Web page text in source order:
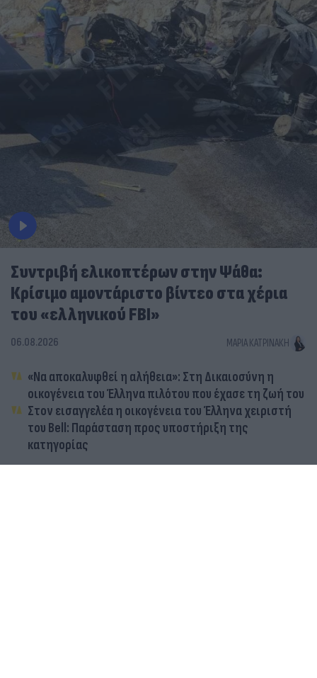
Συντριβή ελικοπτέρων στην Ψάθα:
Κρίσιμο αμοντάριστο βίντεο στα χέρια
του «ελληνικού FBI»
06.08.2026 ΜΑΡΊΑ ΚΑΤΡΙΝΆΚΗ
«Να αποκαλυφθεί η αλήθεια»: Στη Δικαιοσύνη η
οικογένεια του Έλληνα πιλότου που έχασε τη ζωή του
Στον εισαγγελέα η οικογένεια του Έλληνα χειριστή
του Bell: Παράσταση προς υποστήριξη της
κατηγορίας